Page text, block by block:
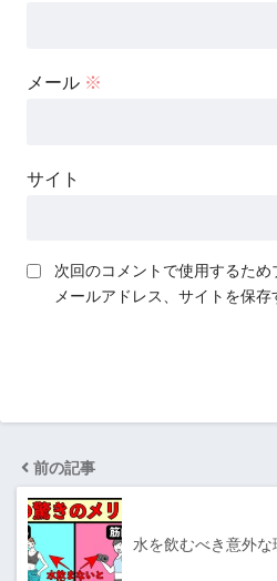
メール ※
サイト
次回のコメントで使用するため
メールアドレス、サイトを保存
前の記事
水を飲むべき意外な